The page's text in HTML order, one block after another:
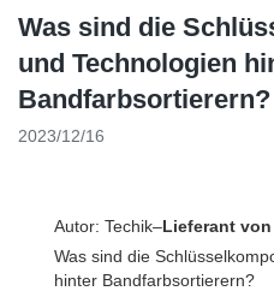
Was sind die
und Technologien
Bandfarbsortierern?
2023/12/16
Autor: Techik–Lieferant
Was sind die
hinter Bandfarbsortierern?